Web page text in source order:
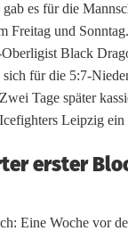
es für die
Freitag und
Black
für die 5:7-
Tage später
Leipzig ein
erster
Eine Woche vor